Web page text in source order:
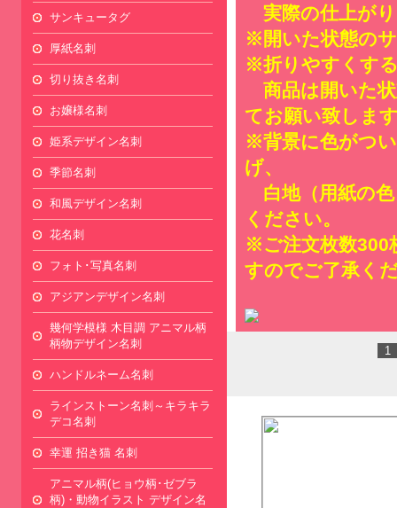
サンキュータグ
厚紙名刺
切り抜き名刺
お嬢様名刺
姫系デザイン名刺
季節名刺
和風デザイン名刺
花名刺
フォト･写真名刺
アジアンデザイン名刺
幾何学模様 木目調 アニマル柄
柄物デザイン名刺
ハンドルネーム名刺
ラインストーン名刺～キラキラ
デコ名刺
幸運 招き猫 名刺
アニマル柄(ヒョウ柄･ゼブラ
柄)・動物イラスト デザイン名
実際の仕上が
※開いた状態の
※折りやすくす
商品は開いた
てお願い致しま
※背景に色がつ
げ、
白地（用紙の色
ください。
※ご注文枚数300
すのでご了承く
1